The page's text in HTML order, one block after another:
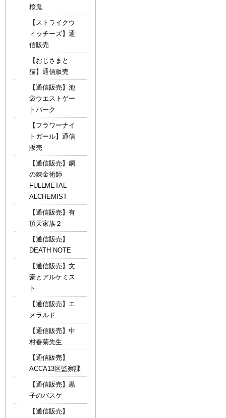
桜鬼
【ストライクウ
ィッチーズ】通
信販売
【おじさまと
猫】通信販売
【通信販売】池
袋ウエストゲー
トパーク
【フラワーナイ
トガール】通信
販売
【通信販売】鋼
の錬金術師
FULLMETAL
ALCHEMIST
【通信販売】有
頂天家族２
【通信販売】
DEATH NOTE
【通信販売】文
豪とアルケミス
ト
【通信販売】エ
メラルド
【通信販売】中
村春菊先生
【通信販売】
ACCA13区監察課
【通信販売】黒
子のバスケ
【通信販売】